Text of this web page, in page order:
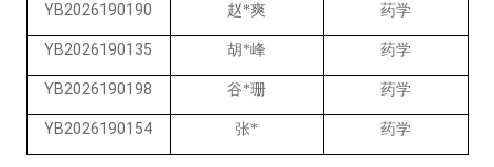
YB2026190190 赵*爽 药学
YB2026190135 胡 *峰 药学
YB2026190198 谷*珊 药学
YB2026190154 张* 药学